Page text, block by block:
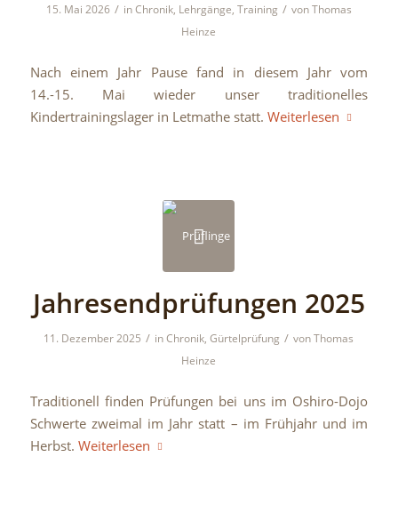
15. Mai 2026 / inChronik, Lehrgänge, Training / vonThomas
Heinze
Nach einem Jahr Pause fand in diesem Jahr vom
14.-15. Mai wieder unser traditionelles
Kindertrainingslager in Letmathe statt. Weiterlesen
Jahresendprüfungen 2025
11. Dezember 2025 / inChronik,Gürtelprüfung / vonThomas
Heinze
Traditionell finden Prüfungen bei uns im Oshiro-Dojo
Schwerte zweimal im Jahr statt – im Frühjahr und im
Herbst. Weiterlesen